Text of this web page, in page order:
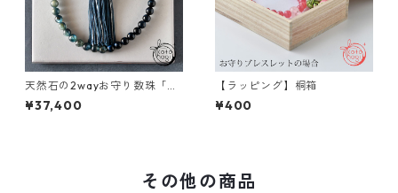
天然石の2wayお守り数珠「ふ
たえ」ブルータイガーアイ カ
イヤナイト 略式念珠【魔除
¥37,400
【ラッピング】桐箱
¥400
その他の商品